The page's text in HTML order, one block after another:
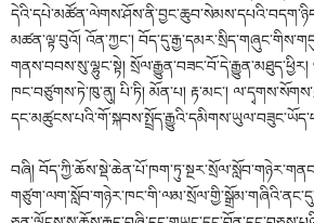
མཚན་ལྟ་བུའོ། འོན་ཀྱང་།
གནས་བབས་སུ་ལྷུང་སྟེ། སྲོལ་རྒྱུན་བཟང་བོ་དེ་རྒྱུན་མཐུད་ཕྱིར།
ཁང་བཙུགས་ཏེ་ཁུ་ནུ། པི་ཏི། མོན་པ། རྟ་མང་།
བཞི།